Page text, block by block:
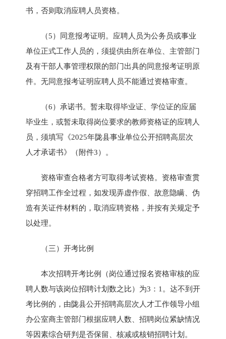
书，否则取消应聘人员资格。
（5）同意报考证明。应聘人员为公务员或事业
单位正式工作人员的，须提供由所在单位、主管部门
及有干部人事管理权限的部门出具的同意报考证明原
件。无同意报考证明应聘人员不能通过资格审查。
（6）承诺书。暂未取得毕业证、学位证的应届
毕业生，或暂未取得岗位要求的教师资格证的应聘人
员，须填写《2025年陇县事业单位公开招聘高层次
人才承诺书》（附件3）。
资格审查合格者方可取得考试资格。资格审查贯
穿招聘工作全过程，如发现弄虚作假、故意隐瞒、伪
造有关证件材料的，取消应聘资格，并按有关规定予
以处理。
（三）开考比例
本次招聘开考比例（岗位通过报名资格审核的应
聘人数与该岗位招聘计划数之比）为3：1。达不到开
考比例的，由陇县公开招聘高层次人才工作领导小组
办公室商主管部门根据应聘人数、招聘岗位紧缺情况
等因素综合研判是否保留、核减或核销招聘计划。